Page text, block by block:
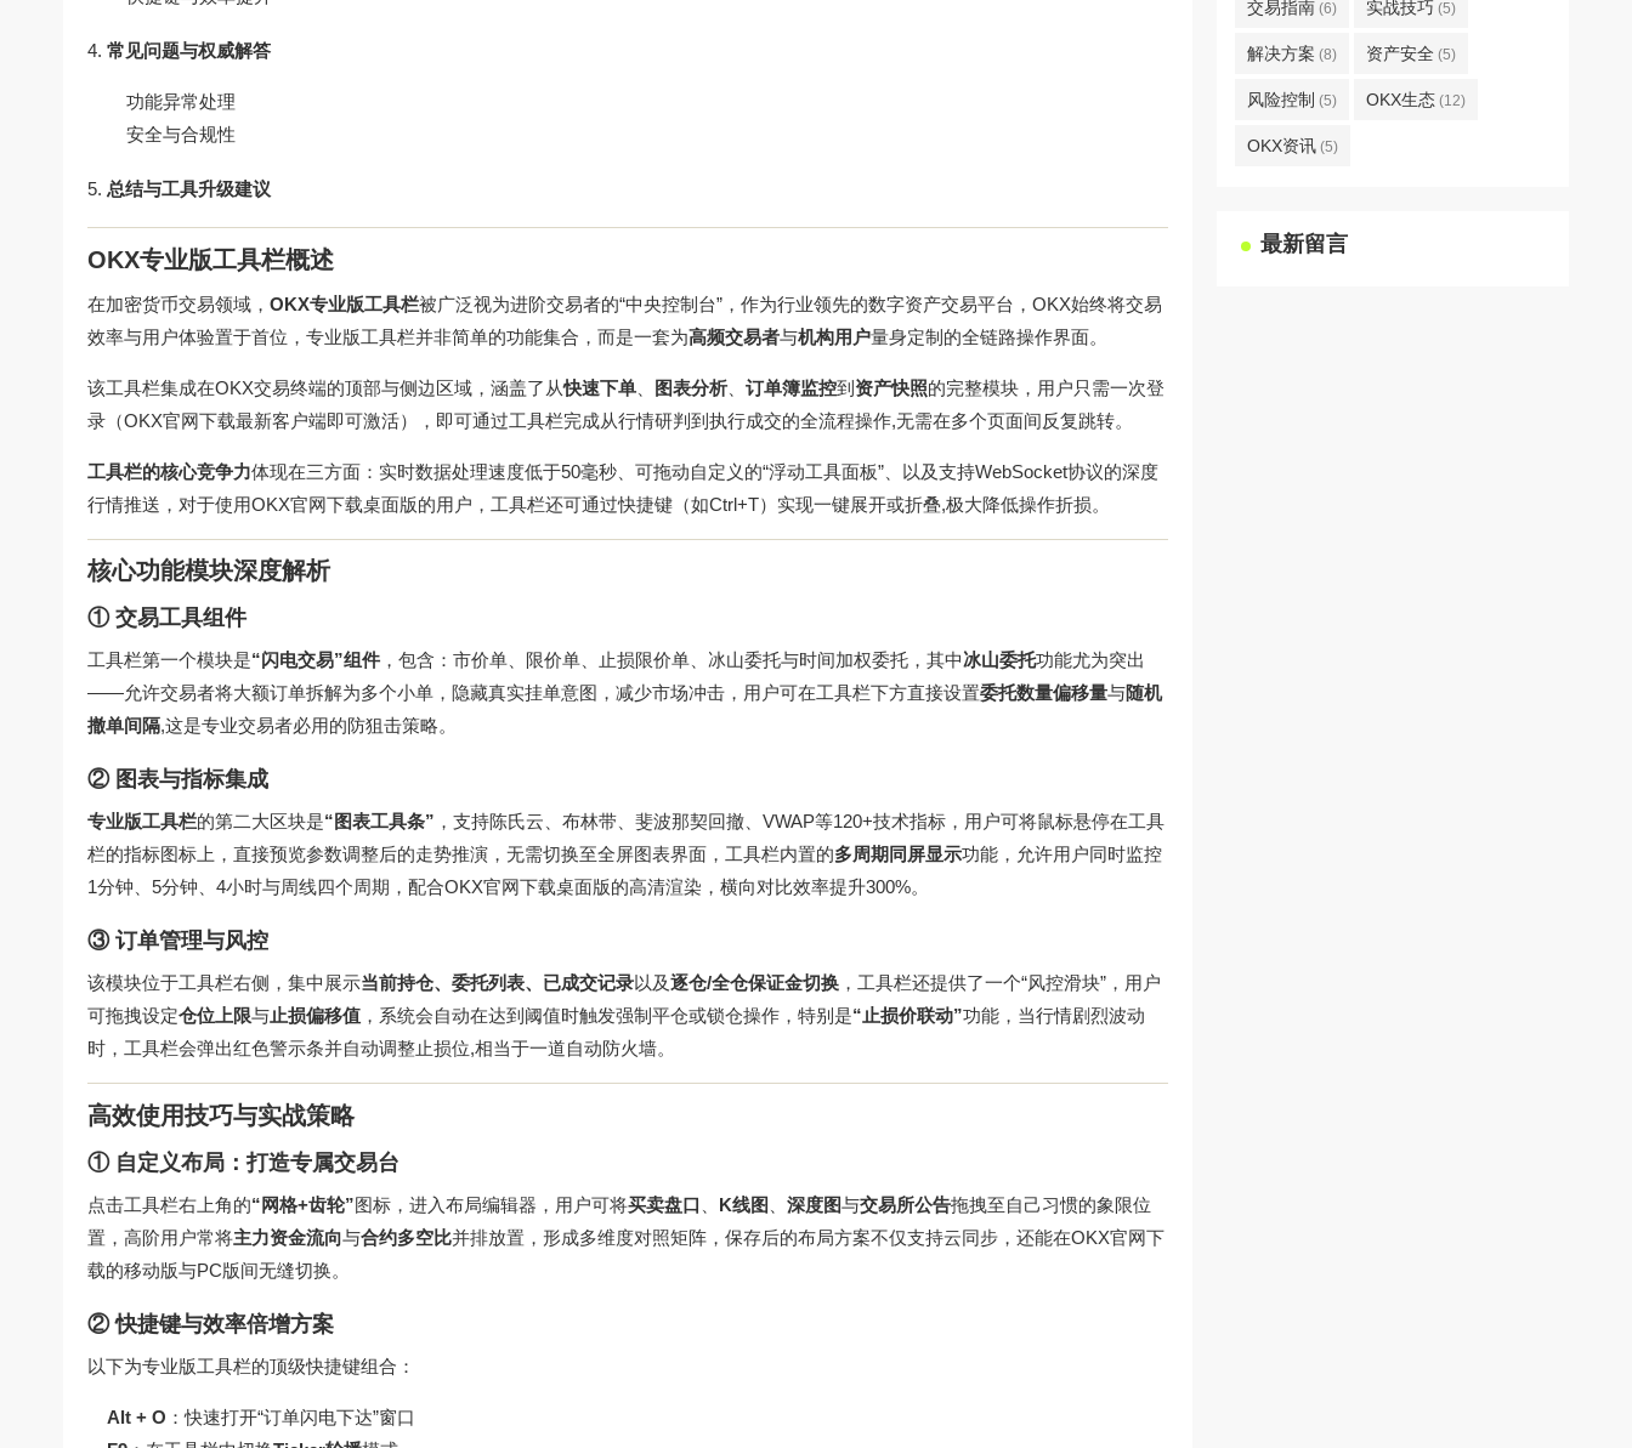
常见问题与权威解答
功能异常处理
安全与合规性
总结与工具升级建议
OKX专业版工具栏概述
在加密货币交易领域， OKX专业版工具栏被广泛视为进阶交易者的“中央控制台”，作为行业领先的数字资产交易平台，OKX始终将交易
效率与用户体验置于首位，专业版工具栏并非简单的功能集合，而是一套为高频交易者与机构用户量身定制的全链路操作界面。
该工具栏集成在OKX交易终端的顶部与侧边区域，涵盖了从快速下单 图表分析 订单簿监控到 资产快照的完整模块，用户只需一次登
录（OKX官网下载最新客户端即可激活），即可通过工具栏完成从行情研判到执行成交的全流程操作,无需在多个页面间反复跳转。
工具栏的核心竞争力体现在三方面：实时数据处理速度低于50毫秒、可拖动自定义的“浮动工具面板”、以及支持WebSocket协议的深度
行情推送，对于使用OKX官网下载桌面版的用户，工具栏还可通过快捷键（如Ctrl+T）实现一键展开或折叠,极大降低操作折损。
核心功能模块深度解析
① 交易工具组件
工具栏第一个模块是“闪电交易”组件 ，包含：市价单、限价单、止损限价单、冰山委托与时间加权委托，其中冰山委托功能尤为突出
——允许交易者将大额订单拆解为多个小单，隐藏真实挂单意图，减少市场冲击，用户可在工具栏下方直接设置委托数量偏移量与随机
撤单间隔,这是专业交易者必用的防狙击策略。
② 图表与指标集成
专业版工具栏的第二大区块是“图表工具条” ，支持陈氏云、布林带、斐波那契回撤、VWAP等120+技术指标，用户可将鼠标悬停在工具
栏的指标图标上，直接预览参数调整后的走势推演，无需切换至全屏图表界面，工具栏内置的多周期同屏显示功能，允许用户同时监控
1分钟、5分钟、4小时与周线四个周期，配合OKX官网下载桌面版的高清渲染，横向对比效率提升300%。
③ 订单管理与风控
该模块位于工具栏右侧，集中展示当前持仓、委托列表、已成交记录以及逐仓/全仓保证金切换 ，工具栏还提供了一个“风控滑块”，用户
可拖拽设定仓位上限与止损偏移值 ，系统会自动在达到阈值时触发强制平仓或锁仓操作，特别是“止损价联动”功能，当行情剧烈波动
时，工具栏会弹出红色警示条并自动调整止损位,相当于一道自动防火墙。
高效使用技巧与实战策略
① 自定义布局：打造专属交易台
点击工具栏右上角的“网格+齿轮”图标，进入布局编辑器，用户可将买卖盘口 K线图 深度图与交易所公告拖拽至自己习惯的象限位
置，高阶用户常将主力资金流向与合约多空比并排放置，形成多维度对照矩阵，保存后的布局方案不仅支持云同步，还能在OKX官网下
载的移动版与PC版间无缝切换。
② 快捷键与效率倍增方案
以下为专业版工具栏的顶级快捷键组合：
Alt + O ：快速打开“订单闪电下达”窗口
交易指南 (6) 实战技巧 (5)
解决方案 (8) 资产安全 (5)
风险控制 (5) OKX生态 (12)
OKX资讯 (5)
最新留言